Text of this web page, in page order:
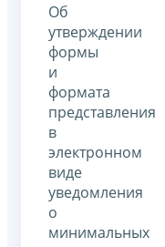
Об
утверждении
формы
и
формата
представления
в
электронном
виде
уведомления
о
минимальных